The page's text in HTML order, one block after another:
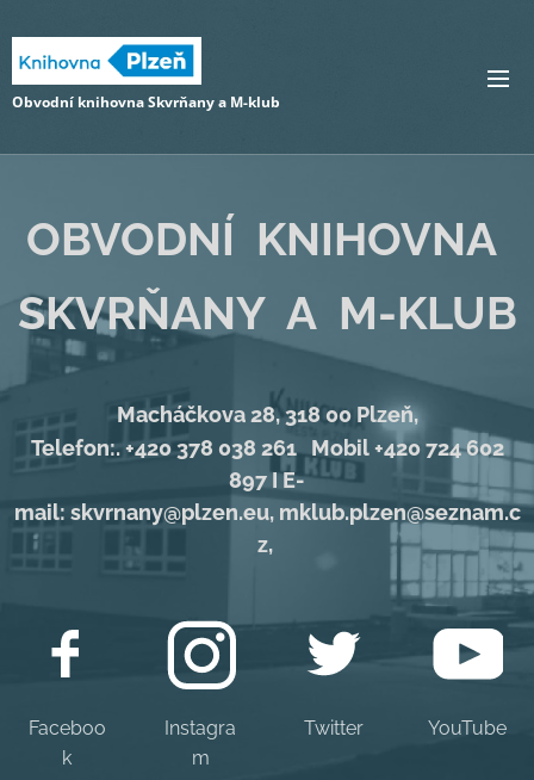
Obvodní knihovna Skvrňany a M-klub
OBVODNÍ KNIHOVNA
SKVRŇANY A M-KLUB
Macháčkova 28, 318 00 Plzeň,
Telefon:. +420 378 038 261 Mobil +420 724 602
897 I E-
mail: skvrnany@plzen.eu, mklub.plzen@seznam.c
z,
Faceboo
k
Instagra
m
Twitter YouTube